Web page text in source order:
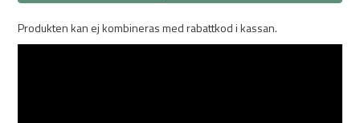
Produkten kan ej kombineras med rabattkod i kassan.